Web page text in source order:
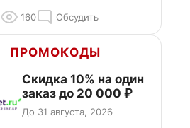
160 Обсудить
ПРОМОКОДЫ
Скидка 10% на один
заказ до 20 000 ₽
До 31 августа, 2026